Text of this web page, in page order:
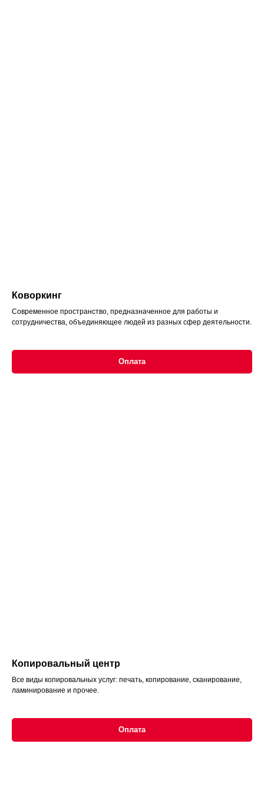
Коворкинг
Современное пространство, предназначенное для работы и
сотрудничества, объединяющее людей из разных сфер деятельности.
Оплата
Копировальный центр
Все виды копировальных услуг: печать, копирование, сканирование,
ламинирование и прочее.
Оплата